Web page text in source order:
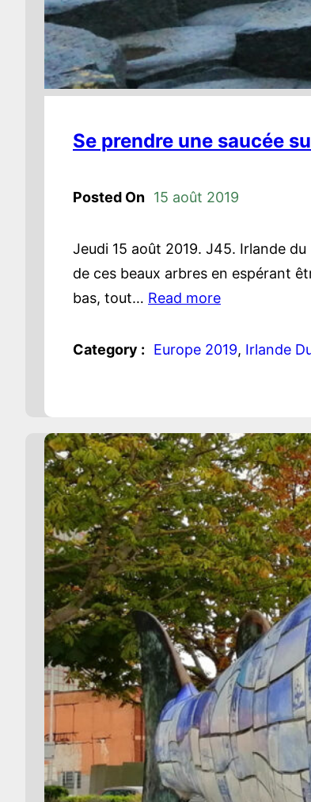
Se prendre une saucée
Posted On 15 août 2019
Jeudi 15 août 2019. J45. Irlande
de ces beaux arbres en espérant
bas, tout… Read more
Category : Europe 2019, Irlande